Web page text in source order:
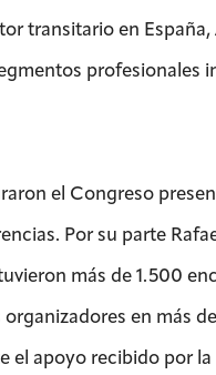
transitario en España,
profesionales
el Congreso
Por su parte
más de 1.500
en más
el apoyo recibido por la